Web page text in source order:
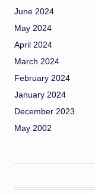
June 2024
May 2024
April 2024
March 2024
February 2024
January 2024
December 2023
May 2002